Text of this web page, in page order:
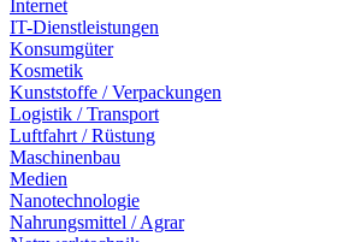
Internet
IT-Dienstleistungen
Konsumgüter
Kosmetik
Kunststoffe / Verpackungen
Logistik / Transport
Luftfahrt / Rüstung
Maschinenbau
Medien
Nanotechnologie
Nahrungsmittel / Agrar